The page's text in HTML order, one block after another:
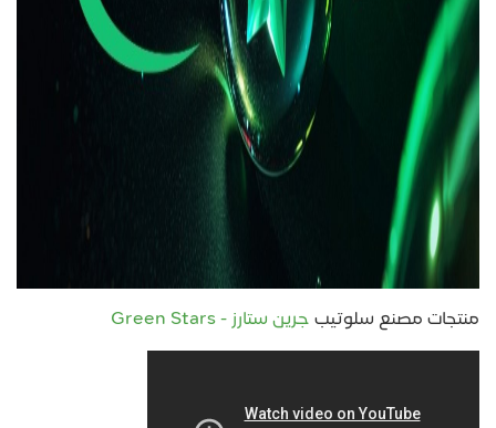
منتجات مصنع سلوتيب جرين ستارز - Green Stars